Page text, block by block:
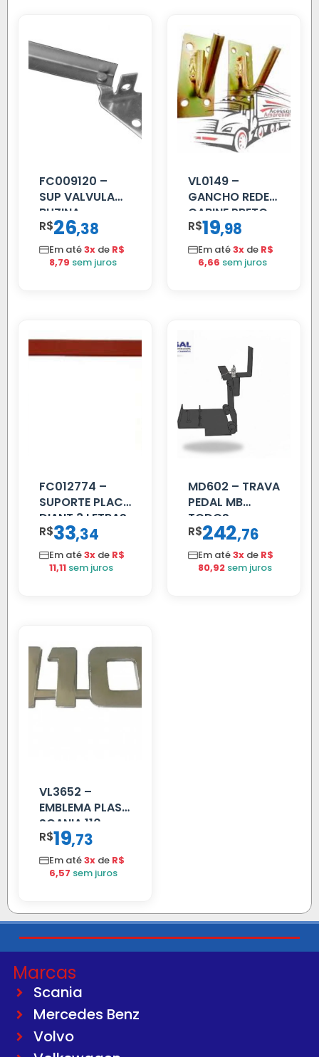
FC009120 –
SUP VALVULA
BUZINA
C/ALAVANCA
R$26,38
Em até3x de R$
8,79 sem juros
VL0149 –
GANCHO REDE
CABINE PRETO
R$19,98
Em até3x de R$
6,66 sem juros
FC012774 –
SUPORTE PLACA
DIANT 3 LETRAS
REFORCADO
R$33,34
Em até3x de R$
11,11 sem juros
MD602 – TRAVA
PEDAL MB
TODOS
R$242,76
Em até3x de R$
80,92 sem juros
VL3652 –
EMBLEMA PLAST
SCANIA 110
CROMADO
R$19,73
Em até3x de R$
6,57 sem juros
Marcas
Scania
Mercedes Benz
Volvo